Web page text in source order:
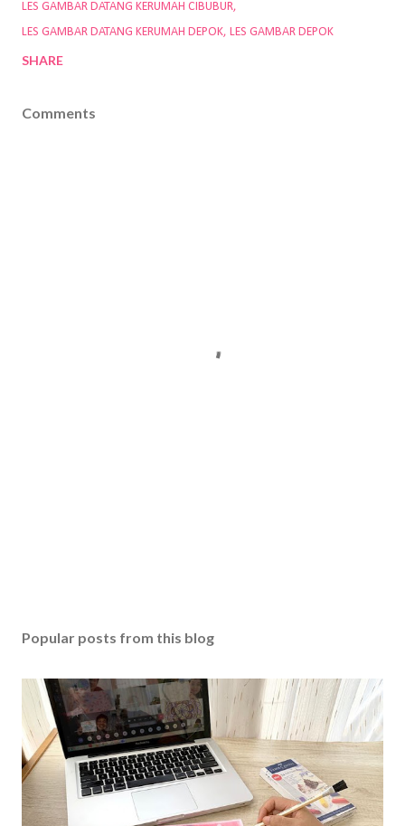
LES GAMBAR DATANG KERUMAH CIBUBUR
LES GAMBAR DATANG KERUMAH DEPOK LES GAMBAR DEPOK
SHARE
Comments
Popular posts from this blog